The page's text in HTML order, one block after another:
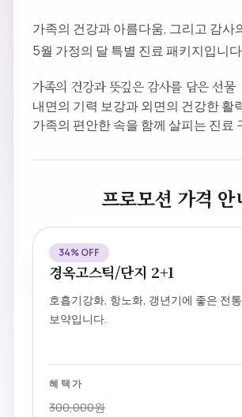
블로그
공지사항
가족의 건강과 아름다움, 그리고 감사
5월 가정의 달 특별 진료 패키지입니
가족의 건강과 뜻깊은 감사를 담은 선물
내면의 기력 보강과 외면의 건강한 활
가족의 편안한 속을 함께 살피는 진료
프로모션 가격 안
34% OFF
경옥고스틱/단지 2+1
호흡기강화, 항노화, 갱년기에 좋은 전
보약입니다.
혜택가
300,000원